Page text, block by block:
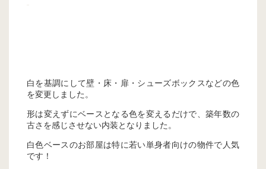
白を基調にして壁・床・扉・シューズボックスなどの色
を変更しました。
形は変えずにベースとなる色を変えるだけで、築年数の
古さを感じさせない内装となりました。
白色ベースのお部屋は特に若い単身者向けの物件で人気
です！